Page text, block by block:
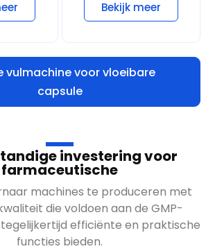
Bekijk meer
vulmachine voor vloeibare
capsule
investering voor
farmaceutische
machines te produceren met
die voldoen aan de GMP-
efficiënte en praktische
functies bieden.